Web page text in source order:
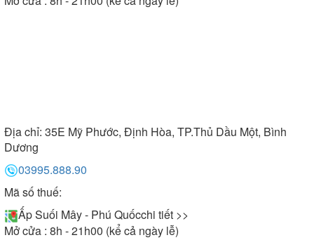
Địa chỉ: 35E Mỹ Phước, Định Hòa, TP.Thủ Dầu Một, Bình
Dương
03995.888.90
Mã số thuế:
Ấp Suối Mây - Phú Quốcchi tiết >>
Mở cửa : 8h - 21h00 (kể cả ngày lễ)